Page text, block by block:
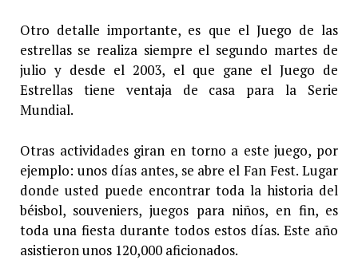
Otro detalle importante, es que el Juego de las
estrellas se realiza siempre el segundo martes de
julio y desde el 2003, el que gane el Juego de
Estrellas tiene ventaja de casa para la Serie
Mundial.
Otras actividades giran en torno a este juego, por
ejemplo: unos días antes, se abre el Fan Fest. Lugar
donde usted puede encontrar toda la historia del
béisbol, souveniers, juegos para niños, en fin, es
toda una fiesta durante todos estos días. Este año
asistieron unos 120,000 aficionados.